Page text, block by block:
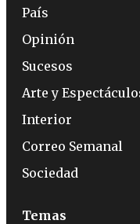
País
Opinión
Sucesos
Arte y
Interior
Correo Semanal
Sociedad
Temas